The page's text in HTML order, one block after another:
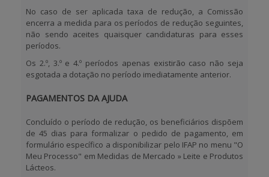
No caso de ser aplicada taxa de redução, a Comissão
encerra a medida para os períodos de redução seguintes,
não sendo aceites quaisquer candidaturas para esses
períodos.
Os 2.º, 3.º e 4.º períodos apenas existirão caso não seja
esgotada a dotação no período imediatamente anterior.
PAGAMENTOS DA AJUDA
Concluído o período de redução, os beneficiários dispõem
de45 dias para formalizar o pedido de pagamento, em
formulário específico a disponibilizar pelo IFAP no menu "O
Meu Processo" em Medidas de Mercado » Leite e Produtos
Lácteos.